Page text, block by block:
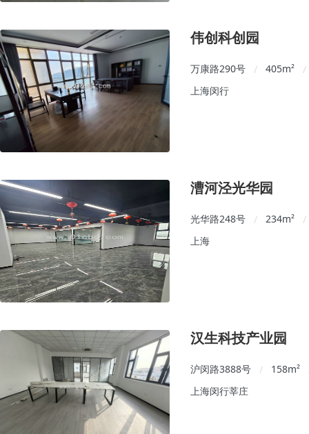
伟创科创园
万康路290号 / 405m²
/
上海闵行
漕河泾光华园
光华路248号 / 234m²
/
上海
汉生科技产业园
沪闵路3888号 / 158m²
上海闵行莘庄